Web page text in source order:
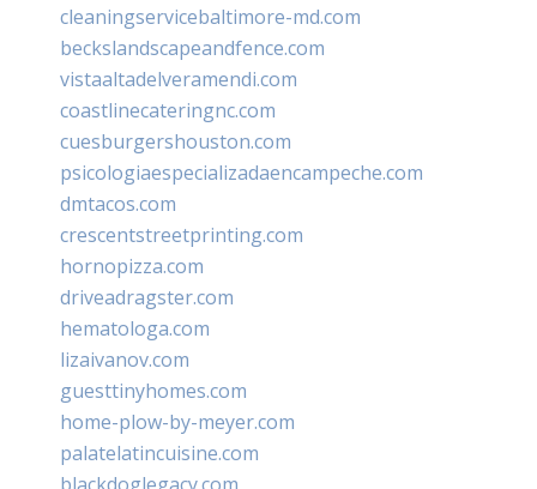
cleaningservicebaltimore-md.com
beckslandscapeandfence.com
vistaaltadelveramendi.com
coastlinecateringnc.com
cuesburgershouston.com
psicologiaespecializadaencampeche.com
dmtacos.com
crescentstreetprinting.com
hornopizza.com
driveadragster.com
hematologa.com
lizaivanov.com
guesttinyhomes.com
home-plow-by-meyer.com
palatelatincuisine.com